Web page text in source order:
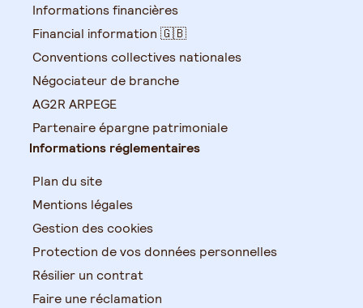
Informations financières
Financial information 🇬🇧
Conventions collectives nationales
Négociateur de branche
AG2R ARPEGE
Partenaire épargne patrimoniale
Informations réglementaires
Plan du site
Mentions légales
Gestion des cookies
Protection de vos données personnelles
Résilier un contrat
Faire une réclamation